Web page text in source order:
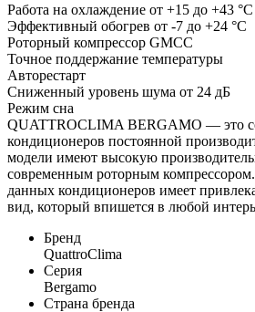
Работа на охлаждение от +15 до +43 °C
Эффективный обогрев от -7 до +24 °C
Роторный компрессор GMCC
Точное поддержание температуры
Авторестарт
Сниженный уровень шума от 24 дБ
Режим сна
QUATTROCLIMA BERGAMO — это
кондиционеров постоянной
модели имеют высокую
современным роторным
данных кондиционеров имеет
вид, который впишется в любой
Бренд
QuattroClima
Серия
Bergamo
Страна бренда